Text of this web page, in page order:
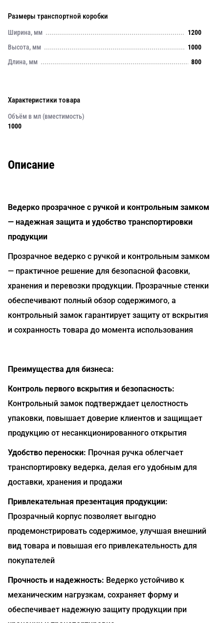
Размеры транспортной коробки
Ширина, мм
1200
Высота, мм
1000
Длина, мм
800
Характеристики товара
Объём в мл (вместимость)
1000
Описание
Ведерко прозрачное с ручкой и контрольным замком
— надежная защита и удобство транспортировки
продукции
Прозрачное ведерко с ручкой и контрольным замком
— практичное решение для безопасной фасовки,
хранения и перевозки продукции. Прозрачные стенки
обеспечивают полный обзор содержимого, а
контрольный замок гарантирует защиту от вскрытия
и сохранность товара до момента использования
Преимущества для бизнеса:
Контроль первого вскрытия и безопасность:
Контрольный замок подтверждает целостность
упаковки, повышает доверие клиентов и защищает
продукцию от несанкционированного открытия
Удобство переноски: Прочная ручка облегчает
транспортировку ведерка, делая его удобным для
доставки, хранения и продажи
Привлекательная презентация продукции:
Прозрачный корпус позволяет выгодно
продемонстрировать содержимое, улучшая внешний
вид товара и повышая его привлекательность для
покупателей
Прочность и надежность: Ведерко устойчиво к
механическим нагрузкам, сохраняет форму и
обеспечивает надежную защиту продукции при